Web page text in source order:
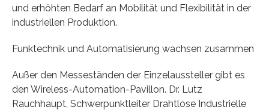
und erhöhten Bedarf an Mobilität und Flexibilität in der
industriellen Produktion.
Funktechnik und Automatisierung wachsen zusammen
Außer den Messeständen der Einzelaussteller gibt es
den Wireless-Automation-Pavillon. Dr. Lutz
Rauchhaupt, Schwerpunktleiter Drahtlose Industrielle